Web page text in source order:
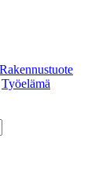
Rakennustuote
Työelämä